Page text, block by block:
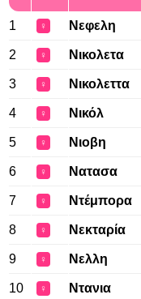
1 ♀ Νεφελη
2 ♀ Νικολετα
3 ♀ Νικολεττα
4 ♀ Νικόλ
5 ♀ Νιοβη
6 ♀ Νατασα
7 ♀ Ντέμπορα
8 ♀ Νεκταρία
9 ♀ Νελλη
10 ♀ Ντανια